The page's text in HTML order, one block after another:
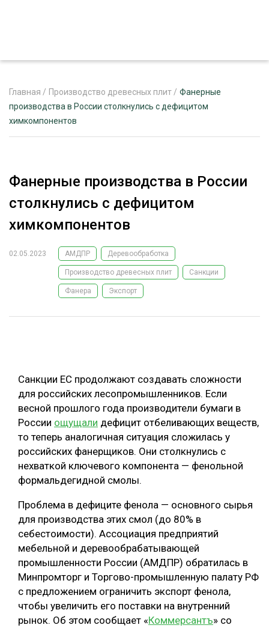
ЖУРНАЛ «ЛЕСНОЙ КОМПЛЕКС»
ЛЕСОЗАГОТОВКА
ОБРАБОТКА ДРЕВЕСИНЫ
ПРОИЗВОДСТВО ДРЕВЕСНЫХ ПЛИТ
КОМПЛЕКСНАЯ ПЕРЕРАБОТКА
ЛЕСОПИЛЕНИЕ
СОРТИРОВКА ДРЕВЕСИНЫ
МЕБЕЛЬНОЕ ПРОИЗВОДСТВО
ПОДБОРКИ СТАТЕЙ
ЭКСПЕРТНОЕ МНЕНИЕ
Главная / Производство древесных плит / Фанерные
производства в России столкнулись с дефицитом
химкомпонентов
Фанерные производства в России
столкнулись с дефицитом
химкомпонентов
02.05.2023 АМДПР Деревообработка
Производство древесных плит Санкции
Фанера Экспорт
Санкции ЕС продолжают создавать сложности
для российских лесопромышленников. Если
весной прошлого года производители бумаги в
России ощущали дефицит отбеливающих веществ,
то теперь аналогичная ситуация сложилась у
российских фанерщиков. Они столкнулись с
нехваткой ключевого компонента — фенольной
формальдегидной смолы.
Проблема в дефиците фенола — основного сырья
для производства этих смол (до 80% в
себестоимости). Ассоциация предприятий
мебельной и деревообрабатывающей
промышленности России (АМДПР) обратилась в
Минпромторг и Торгово-промышленную палату РФ
с предложением ограничить экспорт фенола,
чтобы увеличить его поставки на внутренний
рынок. Об этом сообщает «Коммерсантъ» со